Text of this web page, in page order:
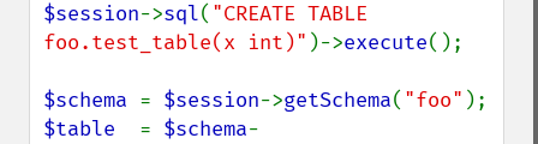
$session->sql( "CREATE TABLE
foo.test_table(x int)" )->execute();
$schema = $session->getSchema( "foo"
$table = $schema-